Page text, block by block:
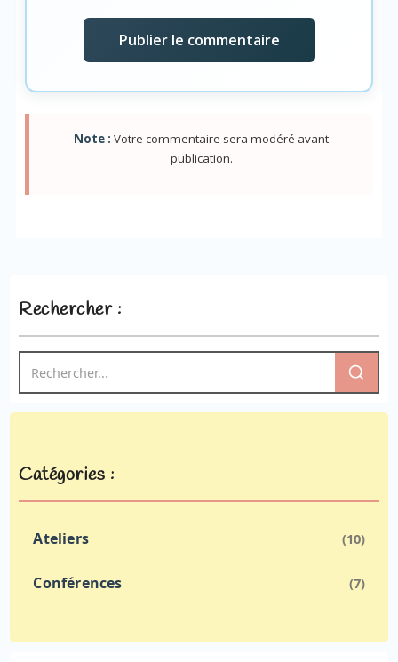
Note : Votre commentaire sera modéré avant
publication.
Rechercher :
Catégories :
Ateliers (10)
Conférences (7)